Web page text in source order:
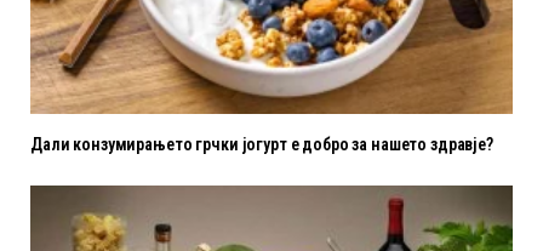
Дали конзумирањето грчки јогурт е добро за нашето здравје?